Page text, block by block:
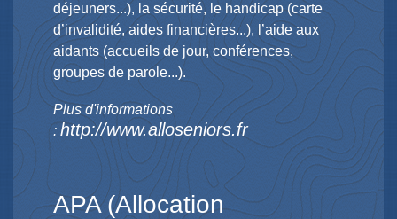
déjeuners...), la sécurité, le handicap (carte
d’invalidité, aides financières...), l’aide aux
aidants (accueils de jour, conférences,
groupes de parole...).
Plus d'informations
: http://www.alloseniors.fr
APA (Allocation